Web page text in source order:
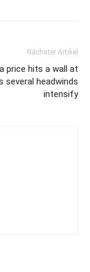
Nächster Artikel
price hits a wall at
several headwinds
intensify